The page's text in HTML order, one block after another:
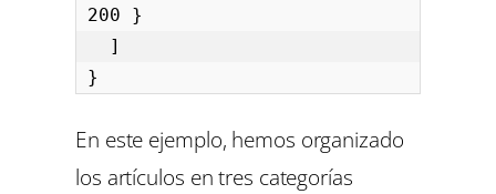
200 }
}
En este ejemplo, hemos organizado
los artículos en tres categorías